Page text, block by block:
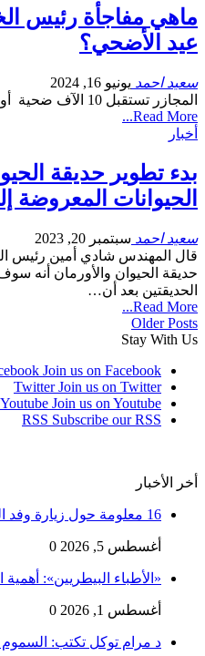
ماهي مفاجأة رئيس
عيد الأضحي؟
سعيد احمد يونيو 16, 2024
المجازر تستقبل 10 الآف ضحية أول أيام عيد الأضحى
Read More...
أخبار
بدء تطوير حديقة
الحيوانات المعروضة إلى 186
سعيد احمد سبتمبر 20, 2023
قال المهندس شادي أمين رئيس
حديقة الحيوان والأورمان أنه
الحديقتين بعد أن…
Read More...
Older Posts
Stay With Us
Join us on Facebook
Twitter Join us on Twitter
Youtube Join us on Youtube
RSS Subscribe our RSS
أخر الأخبار
16 معلومة حول زيارة وفد الهيئة العربية للإستثمار…
أغسطس 5, 2026 0
«الأطباء البيطريين»:
أغسطس 1, 2026 0
د مرام توكل تكتب: